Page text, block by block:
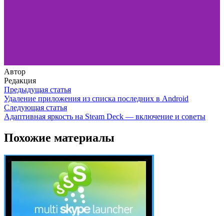
Автор
Редакция
Предыдущая статья
Удаление приложения из списка последних в Android
Следующая статья
Адаптивная яркость на Steam Deck — включение и советы
Похожие материалы